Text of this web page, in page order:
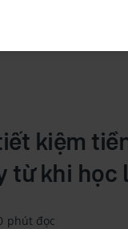
kiệm
từ khi học
phút đọc